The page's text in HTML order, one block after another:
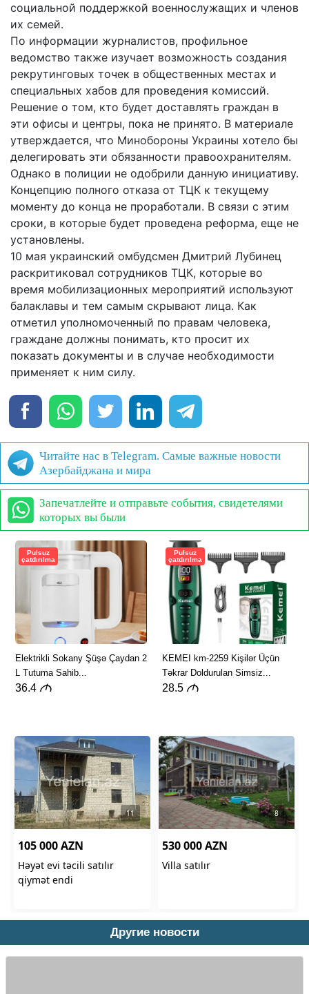
социальной поддержкой военнослужащих и членов
их семей.
По информации журналистов, профильное
ведомство также изучает возможность создания
рекрутинговых точек в общественных местах и
специальных хабов для проведения комиссий.
Решение о том, кто будет доставлять граждан в
эти офисы и центры, пока не принято. В материале
утверждается, что Минобороны Украины хотело бы
делегировать эти обязанности правоохранителям.
Однако в полиции не одобрили данную инициативу.
Концепцию полного отказа от ТЦК к текущему
моменту до конца не проработали. В связи с этим
сроки, в которые будет проведена реформа, еще не
установлены.
10 мая украинский омбудсмен Дмитрий Лубинец
раскритиковал сотрудников ТЦК, которые во
время мобилизационных мероприятий используют
балаклавы и тем самым скрывают лица. Как
отметил уполномоченный по правам человека,
граждане должны понимать, кто просит их
показать документы и в случае необходимости
применяет к ним силу.
Читайте нас в Telegram. Самые важные новости
Азербайджана и мира
Запечатлейте и отправьте события, свидетелями
которых вы были
Другие новости